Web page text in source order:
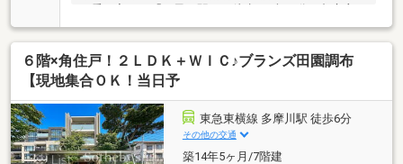
要エリアへのアクセスに優れ、毎日の通勤・通学やお
出かけに便利な好立地です。令和5年にリフォームを
実施済み。室内状況は大変良好で、新生活をすぐに気
持ちよくスタートしていただけます。当マンション
バシーが守られやすい落ち着いた住環境です。オート
ロックや不在時に重宝する宅配ボックスも完備されて
います。
６階×角住戸！２ＬＤＫ＋ＷＩＣ♪ブランズ田園調布
【現地集合ＯＫ！当日予
東急東横線 多摩川駅 徒歩6分
その他の交通
築14年5ヶ月/7階建